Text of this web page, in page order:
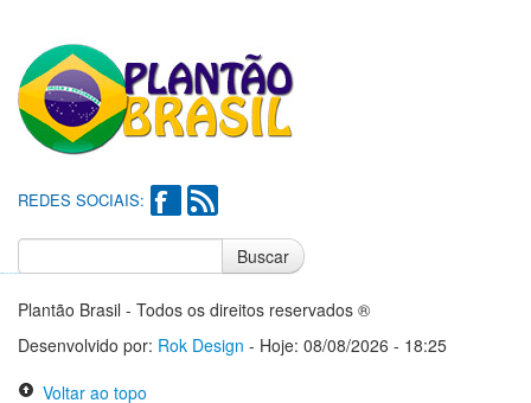
REDES SOCIAIS:
Buscar
Plantão Brasil - Todos os direitos reservados ®
Desenvolvido por: Rok Design - Hoje: 08/08/2026 - 18:25
Voltar ao topo